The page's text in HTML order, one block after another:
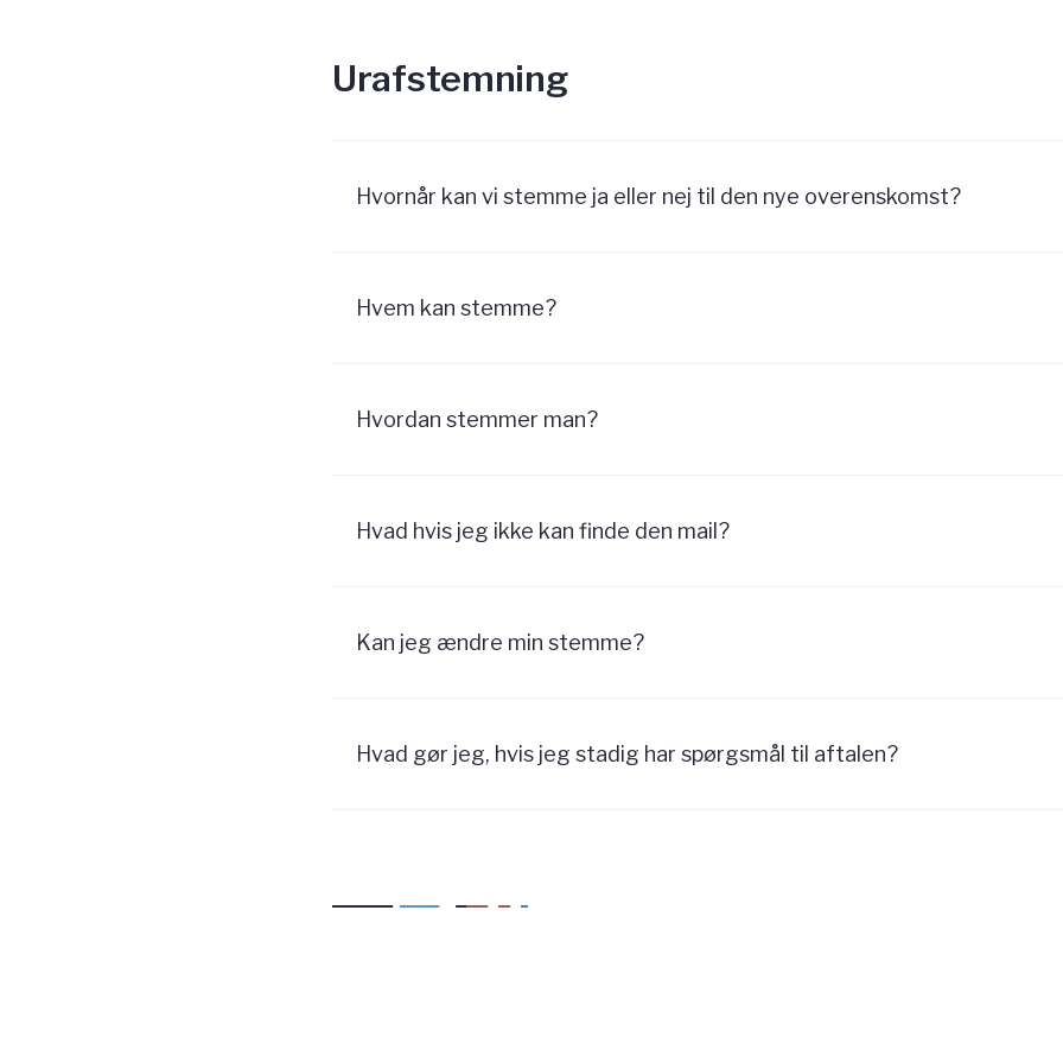
Urafstemning
Hvornår kan vi stemme ja eller nej til den nye overenskomst?
Hvem kan stemme?
Hvordan stemmer man?
Hvad hvis jeg ikke kan finde den mail?
Kan jeg ændre min stemme?
Hvad gør jeg, hvis jeg stadig har spørgsmål til aftalen?